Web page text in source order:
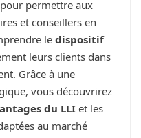
permettre aux
et conseillers en
le dispositif
leurs clients dans
Grâce à une
vous découvrirez
du LLIet les
au marché